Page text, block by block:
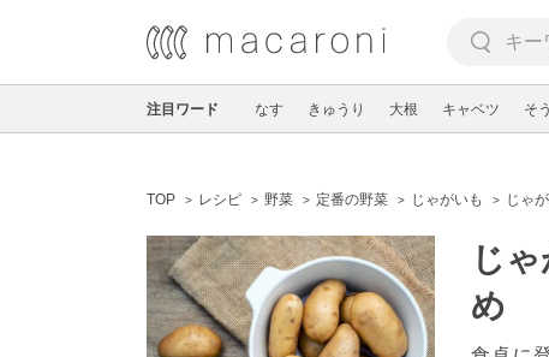
注目ワード なす きゅうり 大根 キャベツ そ
TOP レシピ 野菜 定番の野菜 じゃがいも じゃ
じ
め